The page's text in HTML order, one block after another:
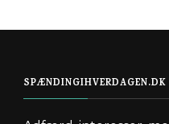
SPÆNDINGIHVERDAGEN.DK